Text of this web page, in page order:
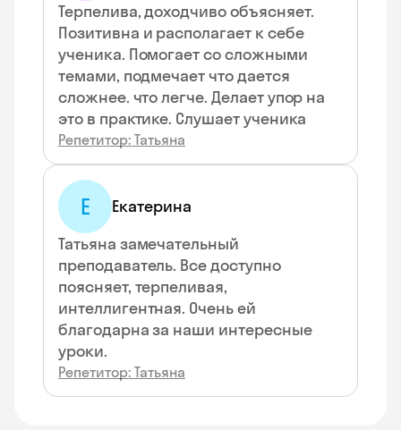
Терпелива, доходчиво объясняет.
Позитивна и располагает к себе
ученика. Помогает со сложными
темами, подмечает что дается
сложнее. что легче. Делает упор на
это в практике. Слушает ученика
Репетитор: Татьяна
Е
Екатерина
Татьяна замечательный
преподаватель. Все доступно
поясняет, терпеливая,
интеллигентная. Очень ей
благодарна за наши интересные
уроки.
Репетитор: Татьяна